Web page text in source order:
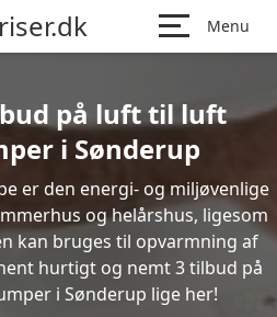
Menu
på luft til luft
i Sønderup
er den energi- og miljøvenlige
og helårshus, ligesom
kan bruges til opvarmning af
hurtigt og nemt 3 tilbud på
i Sønderup lige her!